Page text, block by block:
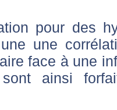
pour des
une
face à une
ainsi